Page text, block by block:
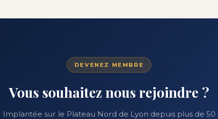
DEVENEZ MEMBRE
Vous souhaitez nous rejoindre ?
Implantée sur le Plateau Nord de Lyon depuis plus de 50